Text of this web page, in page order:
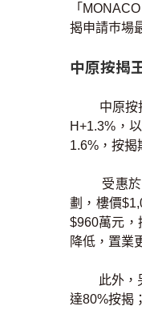
「
揭申請巿場
中原按揭
中原按
H+1.3%，
1.6%，按揭
受惠
劃，樓價
$960萬元，
降低，置業
此外，
達80%按揭